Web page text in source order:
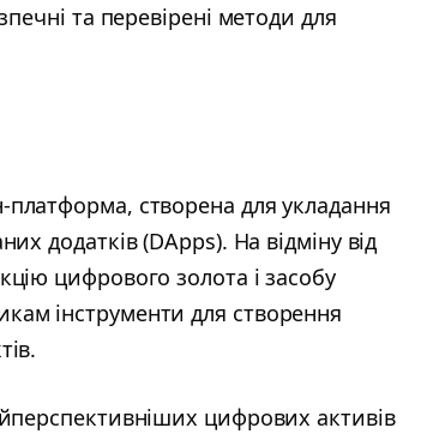
та перевірені методи для
створена для укладання
додатків (DApps). На відміну від
цифрового золота і засобу
інструменти для створення
цифрових активів